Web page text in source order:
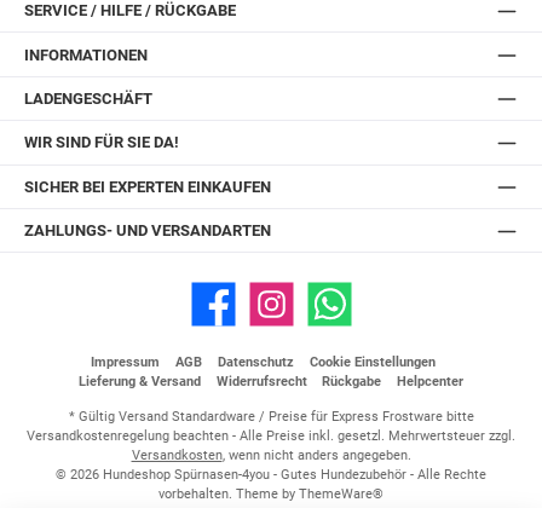
SERVICE / HILFE / RÜCKGABE
INFORMATIONEN
LADENGESCHÄFT
WIR SIND FÜR SIE DA!
SICHER BEI EXPERTEN EINKAUFEN
ZAHLUNGS- UND VERSANDARTEN
Facebook Instagram WhatsApp
Impressum AGB Datenschutz
Cookie Einstellungen
Lieferung & Versand
Widerrufsrecht Rückgabe Helpcenter
* Gültig Versand Standardware / Preise für Express Frostware bitte
Versandkostenregelung beachten - Alle Preise inkl. gesetzl. Mehrwertsteuer zzgl.
Versandkosten, wenn nicht anders angegeben.
© 2026 Hundeshop Spürnasen-4you - Gutes Hundezubehör - Alle Rechte
vorbehalten. Theme by ThemeWare®